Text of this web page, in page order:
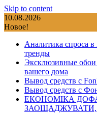
Skip to content
10.08.2026
Новое!
Аналитика спроса
тренды
Эксклюзивные обои
вашего дома
Вывод средств с
Вывод средств с
ЕКОНОМІКА
ЗАОЩАДЖУВАТИ,